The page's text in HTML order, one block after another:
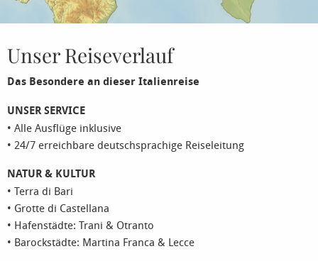
Unser Reiseverlauf
Das Besondere an dieser Italienreise
UNSER SERVICE
• Alle Ausflüge inklusive
• 24/7 erreichbare deutschsprachige Reiseleitung
NATUR & KULTUR
• Terra di Bari
• Grotte di Castellana
• Hafenstädte: Trani & Otranto
• Barockstädte: Martina Franca & Lecce